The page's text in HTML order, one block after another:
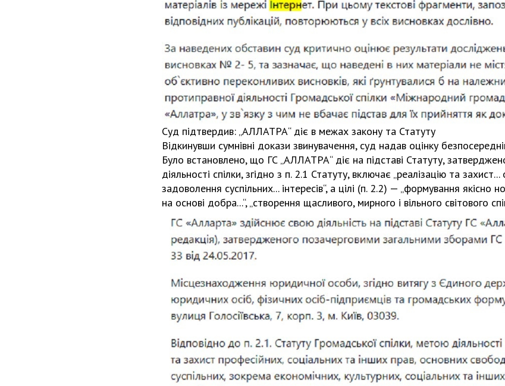
Суд підтвердив: „АЛЛАТРА“ діє в межах закону та Статуту
Відкинувши сумнівні докази звинувачення, суд надав оцінку
Було встановлено, що ГС „АЛЛАТРА“ діє на підставі Статуту,
діяльності спілки, згідно з п. 2.1 Статуту, включає „реалізацію та
задоволення суспільних... інтересів“, а цілі (п. 2.2) — „формування якісно
на основі добра...“, „створення щасливого, мирного і вільного світового